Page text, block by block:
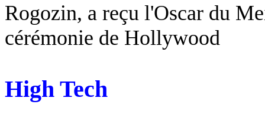
Rogozin, a reçu l'Oscar du
cérémonie de Hollywood
High Tech